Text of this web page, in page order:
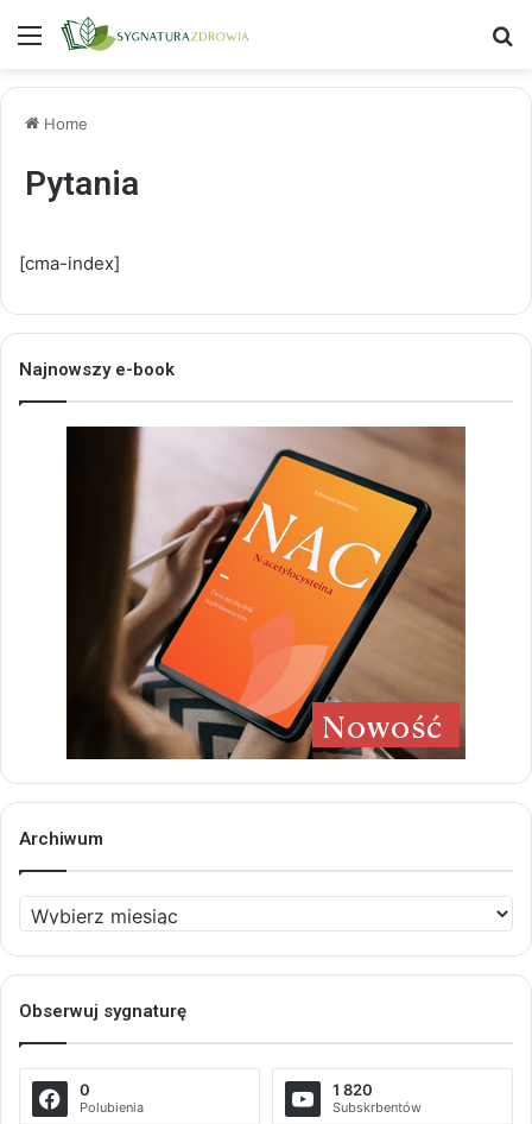
Menu
Home
Pytania
[cma-index]
Najnowszy e-book
Archiwum
Archiwum
Obserwuj sygnaturę
0
Polubienia
1 820
Subskrbentów